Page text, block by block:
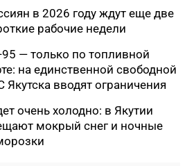
квартирный дом в
сдадут в конце
Якутии: раннее
гепатита С
предотвратить
Таттинском районе в село
в 2026 году ждут еще две
рабочие недели
— только по топливной
на единственной свободной
Якутска вводят ограничения
очень холодно: в Якутии
мокрый снег и ночные